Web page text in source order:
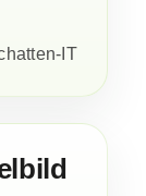
IT